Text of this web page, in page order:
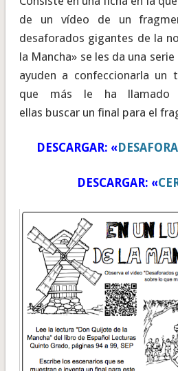
de un vídeo de un
desaforados gigantes de la
la Mancha» se les da una
ayuden a confeccionarla un
que más le ha llamado
ellas buscar un final para el
DESCARGAR: «
DESCARGAR: «